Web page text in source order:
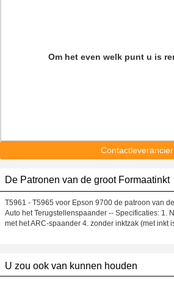
Om het even welk punt u is
Contactleverancier
De Patronen van de groot Formaatinkt
T5961 - T5965 voor Epson 9700 de patroon van
Auto het Terugstellenspaander -- Specificaties: 1.
met het ARC-spaander 4. zonder inktzak (met inkt
U zou ook van kunnen houden